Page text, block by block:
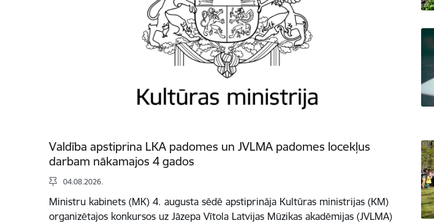
Valdība apstiprina LKA padomes un JVLMA padomes locekļus
darbam nākamajos 4 gados
04.08.2026.
Ministru kabinets (MK) 4. augusta sēdē apstiprināja Kultūras ministrijas (KM)
organizētajos konkursos uz Jāzepa Vītola Latvijas Mūzikas akadēmijas (JVLMA)